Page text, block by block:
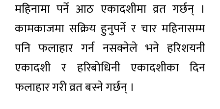
महिनामा पर्ने आठ एकादशीमा व्रत गर्छन् ।
कामकाजमा सक्रिय हुनुपर्ने र चार महिनासम्म
पनि फलाहार गर्न नसक्नेले भने हरिशयनी
एकादशी र हरिबोधिनी एकादशीका दिन
फलाहार गरी व्रत बस्ने गर्छन् ।